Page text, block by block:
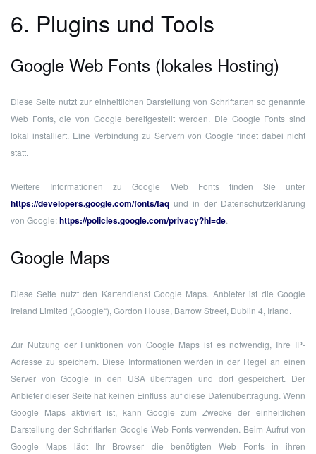
6. Plugins und Tools
Google Web Fonts (lokales Hosting)
Diese Seite nutzt zur einheitlichen Darstellung von Schriftarten so genannte
Web Fonts, die von Google bereitgestellt werden. Die Google Fonts sind
lokal installiert. Eine Verbindung zu Servern von Google findet dabei nicht
statt.
Weitere Informationen zu Google Web Fonts finden Sie unter
https://developers.google.com/fonts/faq und in der Datenschutzerklärung
von Google:https://policies.google.com/privacy?hl=de.
Google Maps
Diese Seite nutzt den Kartendienst Google Maps. Anbieter ist die Google
Ireland Limited („Google“), Gordon House, Barrow Street, Dublin 4, Irland.
Zur Nutzung der Funktionen von Google Maps ist es notwendig, Ihre IP-
Adresse zu speichern. Diese Informationen werden in der Regel an einen
Server von Google in den USA übertragen und dort gespeichert. Der
Anbieter dieser Seite hat keinen Einfluss auf diese Datenübertragung. Wenn
Google Maps aktiviert ist, kann Google zum Zwecke der einheitlichen
Darstellung der Schriftarten Google Web Fonts verwenden. Beim Aufruf von
Google Maps lädt Ihr Browser die benötigten Web Fonts in ihren